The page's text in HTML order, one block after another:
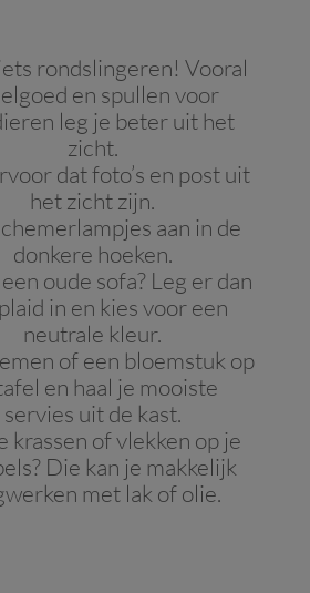
rondslingeren! Vooral
en spullen voor
leg je beter uit het
zicht.
dat foto’s en post uit
het zicht zijn.
aan in de
donkere hoeken.
oude sofa? Leg er dan
in en kies voor een
neutrale kleur.
of een bloemstuk op
en haal je mooiste
servies uit de kast.
krassen of vlekken op je
Die kan je makkelijk
met lak of olie.